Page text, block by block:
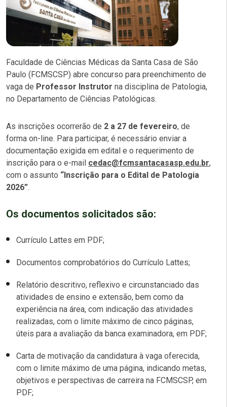
Faculdade de Ciências Médicas da Santa Casa de São
Paulo (FCMSCSP) abre concurso para preenchimento de
vaga de Professor Instrutor na disciplina de Patologia,
no Departamento de Ciências Patológicas.
As inscrições ocorrerão de 2 a 27 de fevereiro, de
forma on-line. Para participar, é necessário enviar a
documentação exigida em edital e o requerimento de
inscrição para o e-mail cedac@fcmsantacasasp.edu.br,
com o assunto “Inscrição para o Edital de Patologia
2026”.
Os documentos solicitados são:
Currículo Lattes em PDF;
Documentos comprobatórios do Currículo Lattes;
Relatório descritivo, reflexivo e circunstanciado das
atividades de ensino e extensão, bem como da
experiência na área, com indicação das atividades
realizadas, com o limite máximo de cinco páginas,
úteis para a avaliação da banca examinadora, em PDF;
Carta de motivação da candidatura à vaga oferecida,
com o limite máximo de uma página, indicando metas,
objetivos e perspectivas de carreira na FCMSCSP, em
PDF;